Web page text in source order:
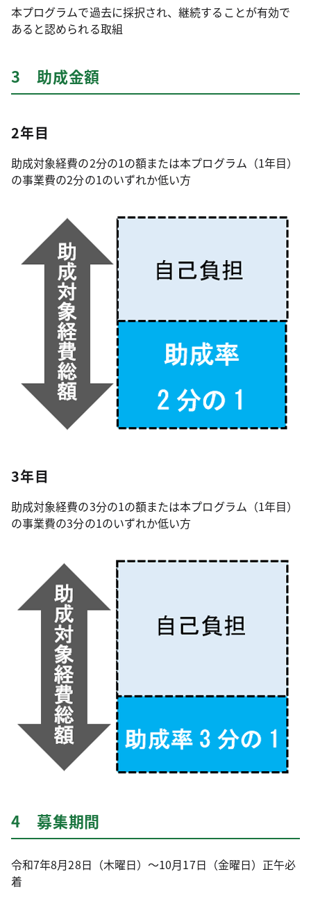
本プログラムで過去に採択され、継続することが有効で
あると認められる取組
3 助成金額
2年目
助成対象経費の2分の1の額または本プログラム（1年目）
の事業費の2分の1のいずれか低い方
3年目
助成対象経費の3分の1の額または本プログラム（1年目）
の事業費の3分の1のいずれか低い方
4 募集期間
令和7年8月28日（木曜日）～10月17日（金曜日）正午必
着